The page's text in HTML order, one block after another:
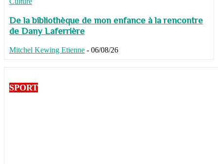
De la bibliothèque de mon enfance à la rencontre
de Dany Laferrière
Mitchel Kewing Etienne - 06/08/26
SPORT